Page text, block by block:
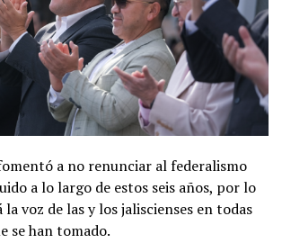
a no renunciar al federalismo
a lo largo de estos seis años, por lo
la voz de las y los jaliscienses en todas
se han tomado.